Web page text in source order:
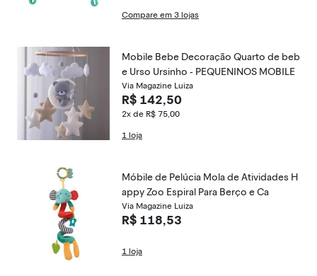
Compare em 3 lojas
Mobile Bebe Decoração Quarto de beb
e Urso Ursinho - PEQUENINOS MOBILE
Via Magazine Luiza
R$ 142,50
2x de R$ 75,00
1 loja
Móbile de Pelúcia Mola de Atividades H
appy Zoo Espiral Para Berço e Ca
Via Magazine Luiza
R$ 118,53
1 loja